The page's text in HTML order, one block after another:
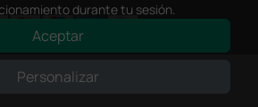
and the Google
durante tu sesión.
Aceptar
Personalizar